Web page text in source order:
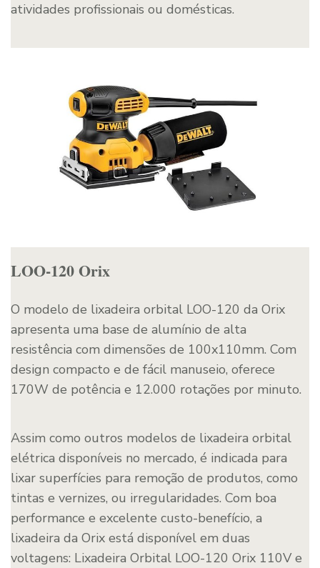
atividades profissionais ou domésticas.
LOO-120 Orix
O modelo de lixadeira orbital LOO-120 da Orix
apresenta uma base de alumínio de alta
resistência com dimensões de 100x110mm. Com
design compacto e de fácil manuseio, oferece
170W de potência e 12.000 rotações por minuto.
Assim como outros modelos de lixadeira orbital
elétrica disponíveis no mercado, é indicada para
lixar superfícies para remoção de produtos, como
tintas e vernizes, ou irregularidades. Com boa
performance e excelente custo-benefício, a
lixadeira da Orix está disponível em duas
voltagens: Lixadeira Orbital LOO-120 Orix 110V e